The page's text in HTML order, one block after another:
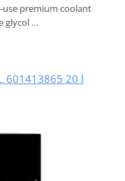
use premium coolant
glycol …
601413865 20 l